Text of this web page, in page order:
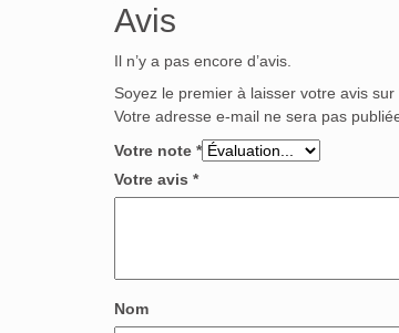
Avis
Il n’y a pas encore d’avis.
Soyez le premier à laisser votre avis
Votre adresse e-mail ne sera pas
Votre note *
Votre avis *
Nom